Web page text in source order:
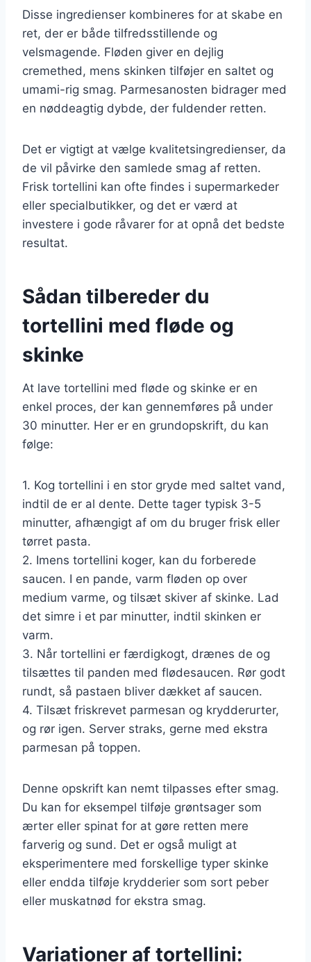
Disse ingredienser kombineres for at skabe en
ret, der er både tilfredsstillende og
velsmagende. Fløden giver en dejlig
cremethed, mens skinken tilføjer en saltet og
umami-rig smag. Parmesanosten bidrager med
en nøddeagtig dybde, der fuldender retten.
Det er vigtigt at vælge kvalitetsingredienser, da
de vil påvirke den samlede smag af retten.
Frisk tortellini kan ofte findes i supermarkeder
eller specialbutikker, og det er værd at
investere i gode råvarer for at opnå det bedste
resultat.
Sådan tilbereder du
tortellini med fløde og
skinke
At lave tortellini med fløde og skinke er en
enkel proces, der kan gennemføres på under
30 minutter. Her er en grundopskrift, du kan
følge:
1. Kog tortellini i en stor gryde med saltet vand,
indtil de er al dente. Dette tager typisk 3-5
minutter, afhængigt af om du bruger frisk eller
tørret pasta.
2. Imens tortellini koger, kan du forberede
saucen. I en pande, varm fløden op over
medium varme, og tilsæt skiver af skinke. Lad
det simre i et par minutter, indtil skinken er
varm.
3. Når tortellini er færdigkogt, drænes de og
tilsættes til panden med flødesaucen. Rør godt
rundt, så pastaen bliver dækket af saucen.
4. Tilsæt friskrevet parmesan og krydderurter,
og rør igen. Server straks, gerne med ekstra
parmesan på toppen.
Denne opskrift kan nemt tilpasses efter smag.
Du kan for eksempel tilføje grøntsager som
ærter eller spinat for at gøre retten mere
farverig og sund. Det er også muligt at
eksperimentere med forskellige typer skinke
eller endda tilføje krydderier som sort peber
eller muskatnød for ekstra smag.
Variationer af tortellini: